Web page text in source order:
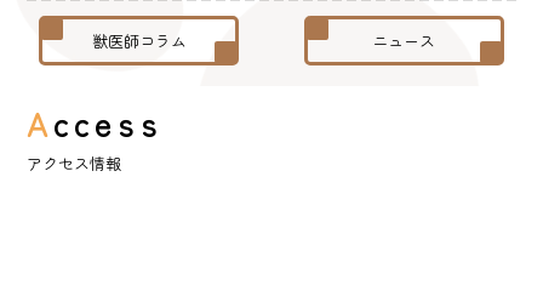
獣医師コラム ニュース
Access
アクセス情報